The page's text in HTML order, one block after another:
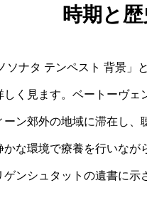
時期と
ソナタ テンペスト 背景
く見ます。ベートーヴ
ン郊外の地域に滞在し、
な環境で療養を行いな
ンシュタットの遺書に